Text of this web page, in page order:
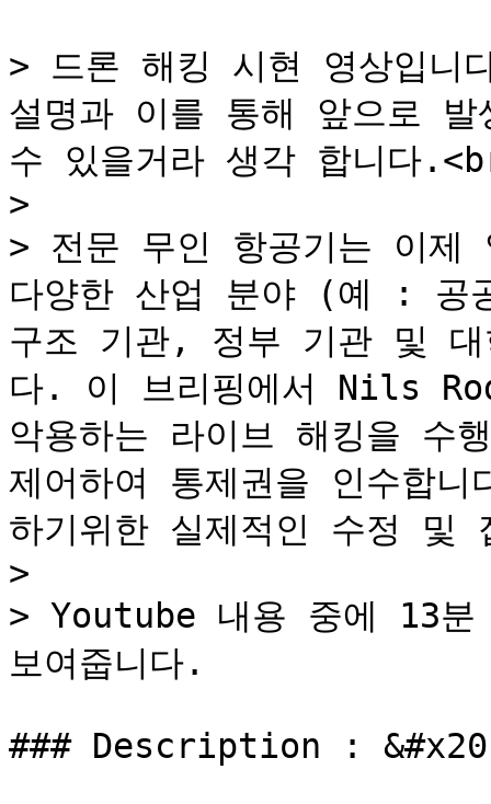
> 드론 해킹 시현 영상입니
설명과 이를 통해 앞으로
수 있을거라 생각 합니다
>
> 전문 무인 항공기는 이제
다양한 산업 분야 (예 : 공
구조 기관, 정부 기관 및 대
다. 이 브리핑에서 Nils
악용하는 라이브 해킹을 수
제어하여 통제권을 인수합
하기위한 실제적인 수정 및
>
> Youtube 내용 중에 13분
보여줍니다.
### Description :